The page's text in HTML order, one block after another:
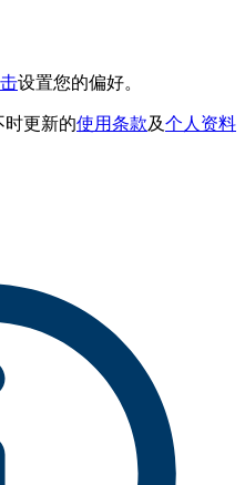
设置您的偏好。
时更新的使用条款及个人资料